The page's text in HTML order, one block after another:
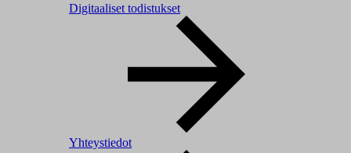
Digitaaliset todistukset
Yhteystiedot